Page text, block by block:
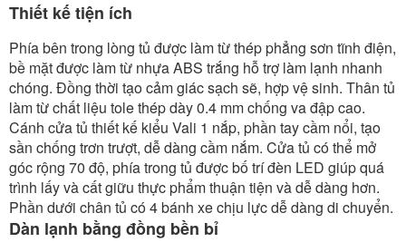
Thiết kế tiện ích
Phía bên trong lòng tủ được làm từ thép phẳng sơn tĩnh điện,
bề mặt được làm từ nhựa ABS trắng hỗ trợ làm lạnh nhanh
chóng. Đồng thời tạo cảm giác sạch sẽ, hợp vệ sinh. Thân tủ
làm từ chất liệu tole thép dày 0.4 mm chống va đập cao.
Cánh cửa tủ thiết kế kiểu Vali 1 nắp, phần tay cầm nổi, tạo
sần chống trơn trượt, dễ dàng cầm nắm. Cửa tủ có thể mở
góc rộng 70 độ, phía trong tủ được bố trí đèn LED giúp quá
trình lấy và cất giữu thực phẩm thuận tiện và dễ dàng hơn.
Phần dưới chân tủ có 4 bánh xe chịu lực dễ dàng di chuyển.
Dàn lạnh bằng đồng bền bỉ